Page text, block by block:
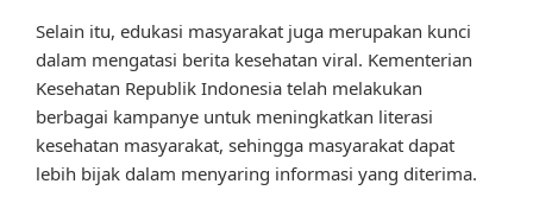
Selain itu, edukasi masyarakat juga merupakan kunci
dalam mengatasi berita kesehatan viral. Kementerian
Kesehatan Republik Indonesia telah melakukan
berbagai kampanye untuk meningkatkan literasi
kesehatan masyarakat, sehingga masyarakat dapat
lebih bijak dalam menyaring informasi yang diterima.